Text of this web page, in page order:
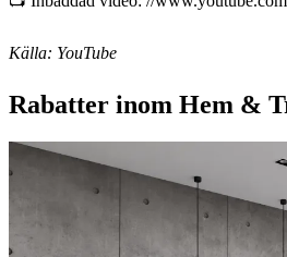
Källa: YouTube
Rabatter inom Hem &